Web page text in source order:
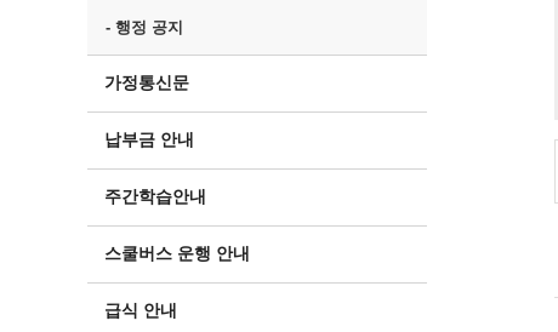
- 행정 공지
가정통신문
납부금 안내
주간학습안내
스쿨버스 운행 안내
급식 안내